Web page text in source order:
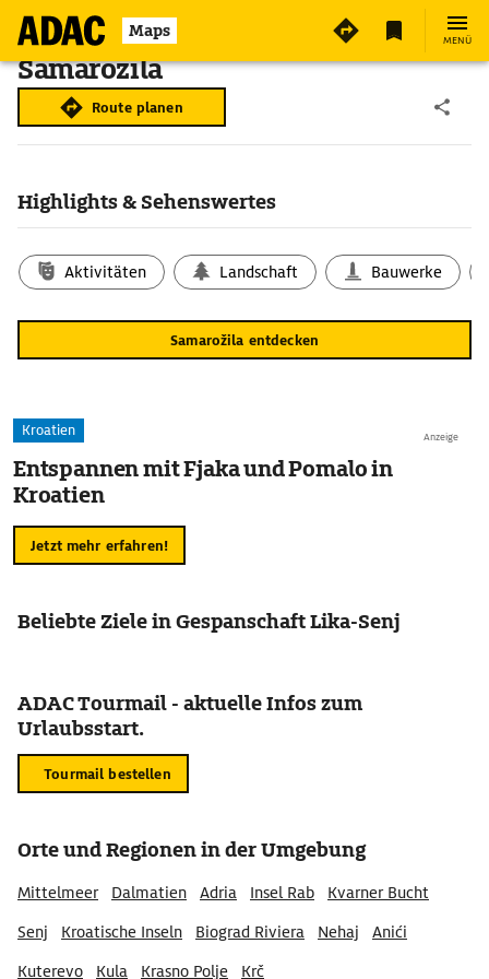
Maps MENÜ
Samarožila
Route planen
Highlights & Sehenswertes
Aktivitäten Landschaft Bauwerke
Samarožila entdecken
Anzeige
Kroatien
Entspannen mit Fjaka und Pomalo in
Kroatien
Jetzt mehr erfahren!
Beliebte Ziele in Gespanschaft Lika-Senj
ADAC Tourmail - aktuelle Infos zum
Urlaubsstart.
Tourmail bestellen
Orte und Regionen in der Umgebung
Mittelmeer Dalmatien Adria Insel Rab
Kvarner Bucht
Senj
Kroatische Inseln Biograd Riviera Nehaj
Anići
Kuterevo
Kula Krasno Polje Krč